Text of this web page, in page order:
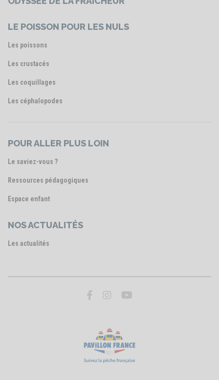
LE POISSON POUR LES NULS
Les poissons
Les crustacés
Les coquillages
Les céphalopodes
POUR ALLER PLUS LOIN
Le saviez-vous ?
Ressources pédagogiques
Espace enfant
NOS ACTUALITÉS
Les actualités